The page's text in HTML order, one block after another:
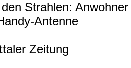
Strahlen:
Antenne
Zeitung